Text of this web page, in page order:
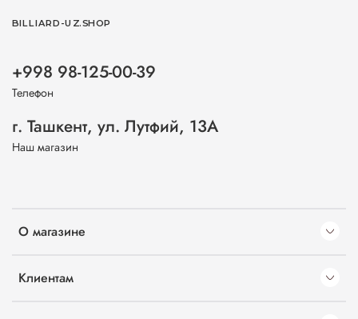
О магазине
Клиентам
BILLIARD-UZ.SHOP
+998 98-125-00-39
Телефон
г. Ташкент, ул. Лутфий, 13А
Наш магазин